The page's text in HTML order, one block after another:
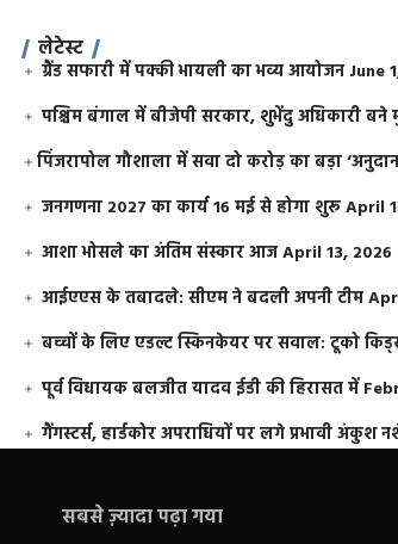
लेटेस्ट
ग्रैंड सफारी में पक्की भायली का भव्य आयोजन June
पश्चिम बंगाल में बीजेपी सरकार, शुभेंदु अधिकारी बने
​पिंजरापोल गौशाला में सवा दो करोड़ का बड़ा
जनगणना 2027 का कार्य 16 मई से होगा शुरूApril
आशा भोसले का अंतिम संस्कार आजApril 13, 2026
आईएएस के तबादले: सीएम ने बदली अपनी टीम
बच्चों के लिए एडल्ट स्किनकेयर पर सवाल: टूको
पूर्व विधायक बलजीत यादव ईडी की हिरासत में
गैंगस्टर्स, हार्डकोर अपराधियों पर लगे प्रभावी अंकुश
सबसे ज़्यादा पढ़ा गया